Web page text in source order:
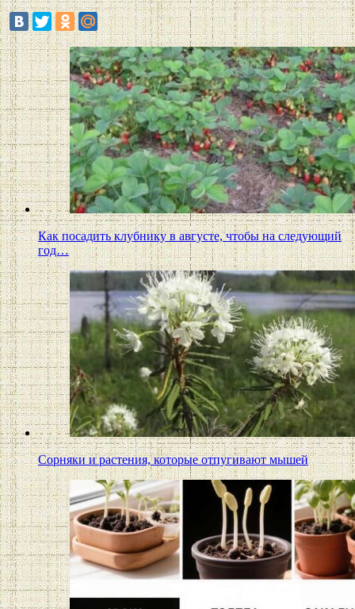
Как посадить клубнику в августе, чтобы на следующий
год…
Сорняки и растения, которые отпугивают мышей